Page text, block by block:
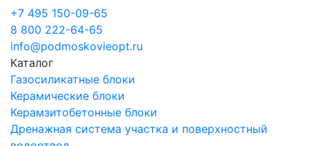
+7 495 150-09-65
8 800 222-64-65
info@podmoskovieopt.ru
Каталог
Газосиликатные блоки
Керамические блоки
Керамзитобетонные блоки
Дренажная система участка и поверхностный